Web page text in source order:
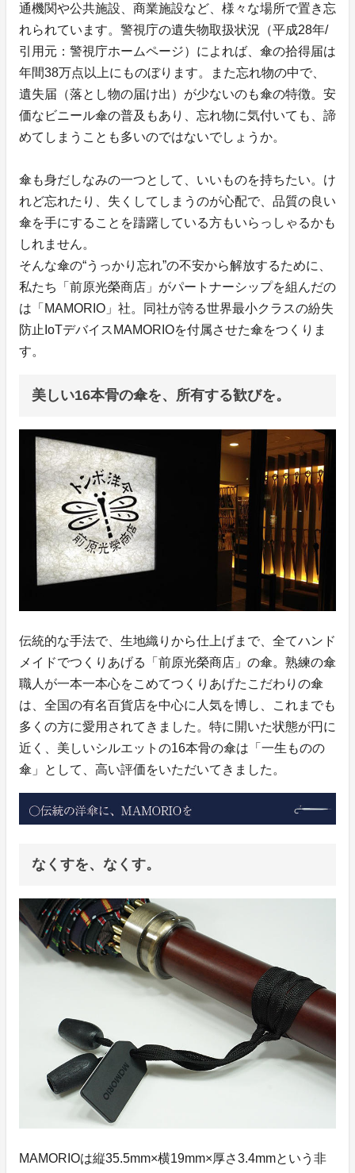
通機関や公共施設、商業施設など、様々な場所で置き忘
れられています。警視庁の遺失物取扱状況（平成28年/
引用元：警視庁ホームページ）によれば、傘の拾得届は
年間38万点以上にものぼります。また忘れ物の中で、
遺失届（落とし物の届け出）が少ないのも傘の特徴。安
価なビニール傘の普及もあり、忘れ物に気付いても、諦
めてしまうことも多いのではないでしょうか。
傘も身だしなみの一つとして、いいものを持ちたい。け
れど忘れたり、失くしてしまうのが心配で、品質の良い
傘を手にすることを躊躇している方もいらっしゃるかも
しれません。
そんな傘の“うっかり忘れ”の不安から解放するために、
私たち「前原光榮商店」がパートナーシップを組んだの
は「MAMORIO」社。同社が誇る世界最小クラスの紛失
防止IoTデバイスMAMORIOを付属させた傘をつくりま
す。
美しい16本骨の傘を、所有する歓びを。
伝統的な手法で、生地織りから仕上げまで、全てハンド
メイドでつくりあげる「前原光榮商店」の傘。熟練の傘
職人が一本一本心をこめてつくりあげたこだわりの傘
は、全国の有名百貨店を中心に人気を博し、これまでも
多くの方に愛用されてきました。特に開いた状態が円に
近く、美しいシルエットの16本骨の傘は「一生ものの
傘」として、高い評価をいただいてきました。
なくすを、なくす。
MAMORIOは縦35.5mm×横19mm×厚さ3.4mmという非